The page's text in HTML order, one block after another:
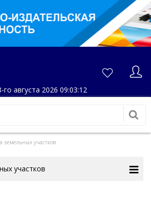
го августа 2026 09:03:12
земельных участков
участков